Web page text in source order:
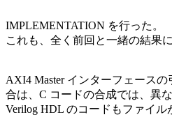
IMPLEMENTATION を行った。
これも、全く前回と一緒の結果に
AXI4 Master インターフェース
合は、C コードの合成では、異
Verilog HDL のコードもファイル